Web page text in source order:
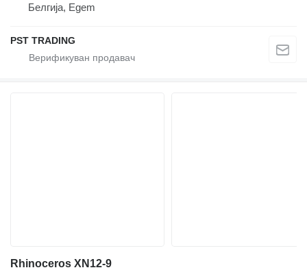
Белгија, Egem
PST TRADING
Rhinoceros XN12-9